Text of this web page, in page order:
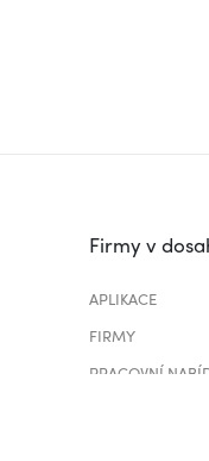
Firmy v
APLIKACE
FIRMY
PRACOVNÍ